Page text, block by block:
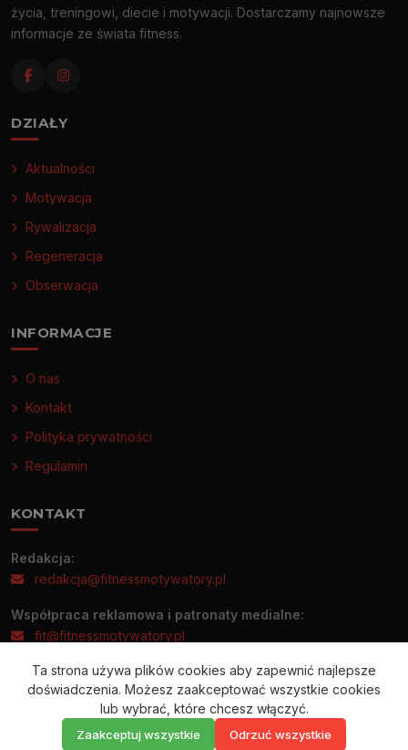
życia, treningowi, diecie i motywacji. Dostarczamy najnowsze
informacje ze świata fitness.
DZIAŁY
Aktualności
Motywacja
Rywalizacja
Regeneracja
Obserwacja
INFORMACJE
O nas
Kontakt
Polityka prywatności
Regulamin
KONTAKT
Redakcja:
redakcja@fitnessmotywatory.pl
Współpraca reklamowa i patronaty medialne:
fit@fitnessmotywatory.pl
Informacje prasowe prosimy wysyłać wyłącznie na adres:
redakcja@fitnessmotywatory.pl
Ta strona używa plików cookies aby zapewnić najlepsze
doświadczenia. Możesz zaakceptować wszystkie cookies
lub wybrać, które chcesz włączyć.
Zaakceptuj wszystkie Odrzuć wszystkie